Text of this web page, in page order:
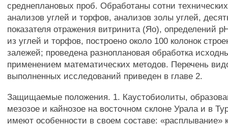
среднеплановых проб. Обработаны сотни
анализов углей и торфов, анализов золы углей,
показателя отражения витринита (Яо), определений
из углей и торфов, построено около 100 колонок
залежей; проведена разноплановая обработка
применением математических методов. Перечень
выполненных исследований приведен в главе 2.
Защищаемые положения. 1. Каустобиолиты,
мезозое и кайнозое на восточном склоне Урала и в
имеют особенности в своем составе: «расплывание»